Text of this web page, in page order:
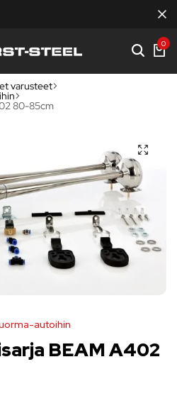
0
varusteet
80-85cm
autoihin
BEAM A402